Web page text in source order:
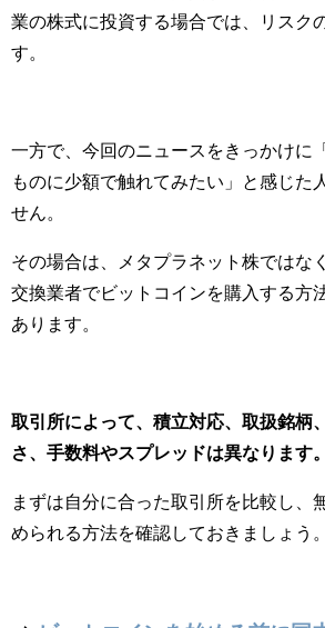
業の株式に投資する場合では、リスク
す。
一方で、今回のニュースをきっかけに
ものに少額で触れてみたい」と感じた
せん。
その場合は、メタプラネット株ではな
交換業者でビットコインを購入する方
あります。
取引所によって、積立対応、取扱銘柄
さ、手数料やスプレッドは異なります。
まずは自分に合った取引所を比較し、
められる方法を確認しておきましょう。